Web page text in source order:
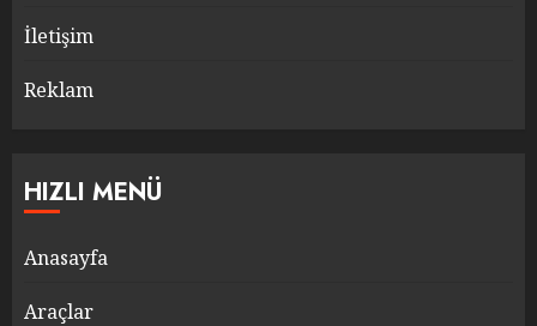
İletişim
Reklam
HIZLI MENÜ
Anasayfa
Araçlar